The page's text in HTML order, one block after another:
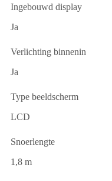
Ingebouwd display
Ja
Verlichting binnenin
Ja
Type beeldscherm
LCD
Snoerlengte
1,8 m